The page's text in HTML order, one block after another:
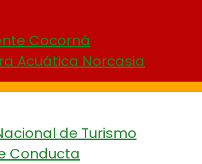
Cocorná
Acuática Norcasia
de Turismo
Conducta